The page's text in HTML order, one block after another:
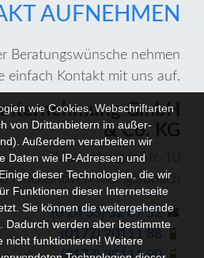
AUFNEHMEN
Beratungswünsche nehmen
einfach Kontakt mit uns auf.
GmbH
& Co. KG
Wassenberger Str. 10
Hückelhoven Kleingladbach
(0 24 33) 52 67 52 telephone
(0177) 20111 88
mobile_phone
mobile_phone
wie Cookies, Webschriftarten
von Drittanbietern im außer-
Außerdem verarbeiten wir
Daten wie IP-Adressen und
dieser Technologien, die wir
Funktionen dieser Internetseite
Sie können die weitergehende
Dadurch werden aber bestimmte
nicht funktionieren! Weitere